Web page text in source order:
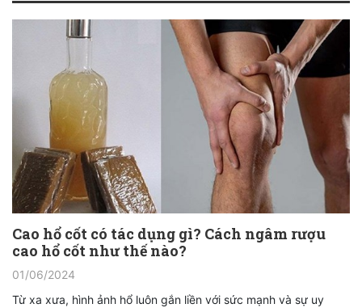
Cao hổ cốt có tác dụng gì? Cách ngâm rượu
cao hổ cốt như thế nào?
01/06/2024
Từ xa xưa, hình ảnh hổ luôn gắn liền với sức mạnh và sự uy